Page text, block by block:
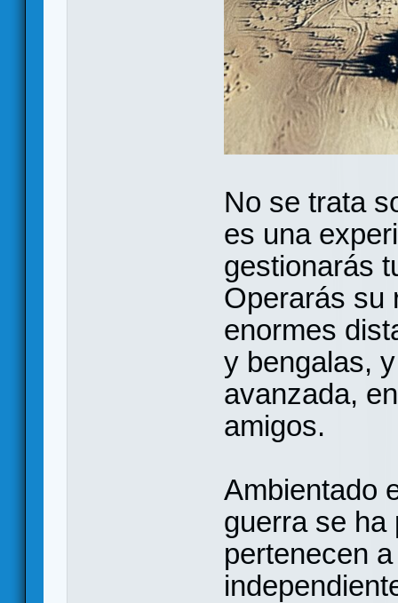
No se trata
es una
gestionarás
Operarás su
enormes
y bengalas,
avanzada,
amigos.
Ambientado
guerra se ha
pertenecen